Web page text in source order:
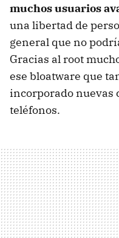
muchos usuarios
una libertad de
general que no
Gracias al root
ese bloatware que
incorporado nuevas
teléfonos.